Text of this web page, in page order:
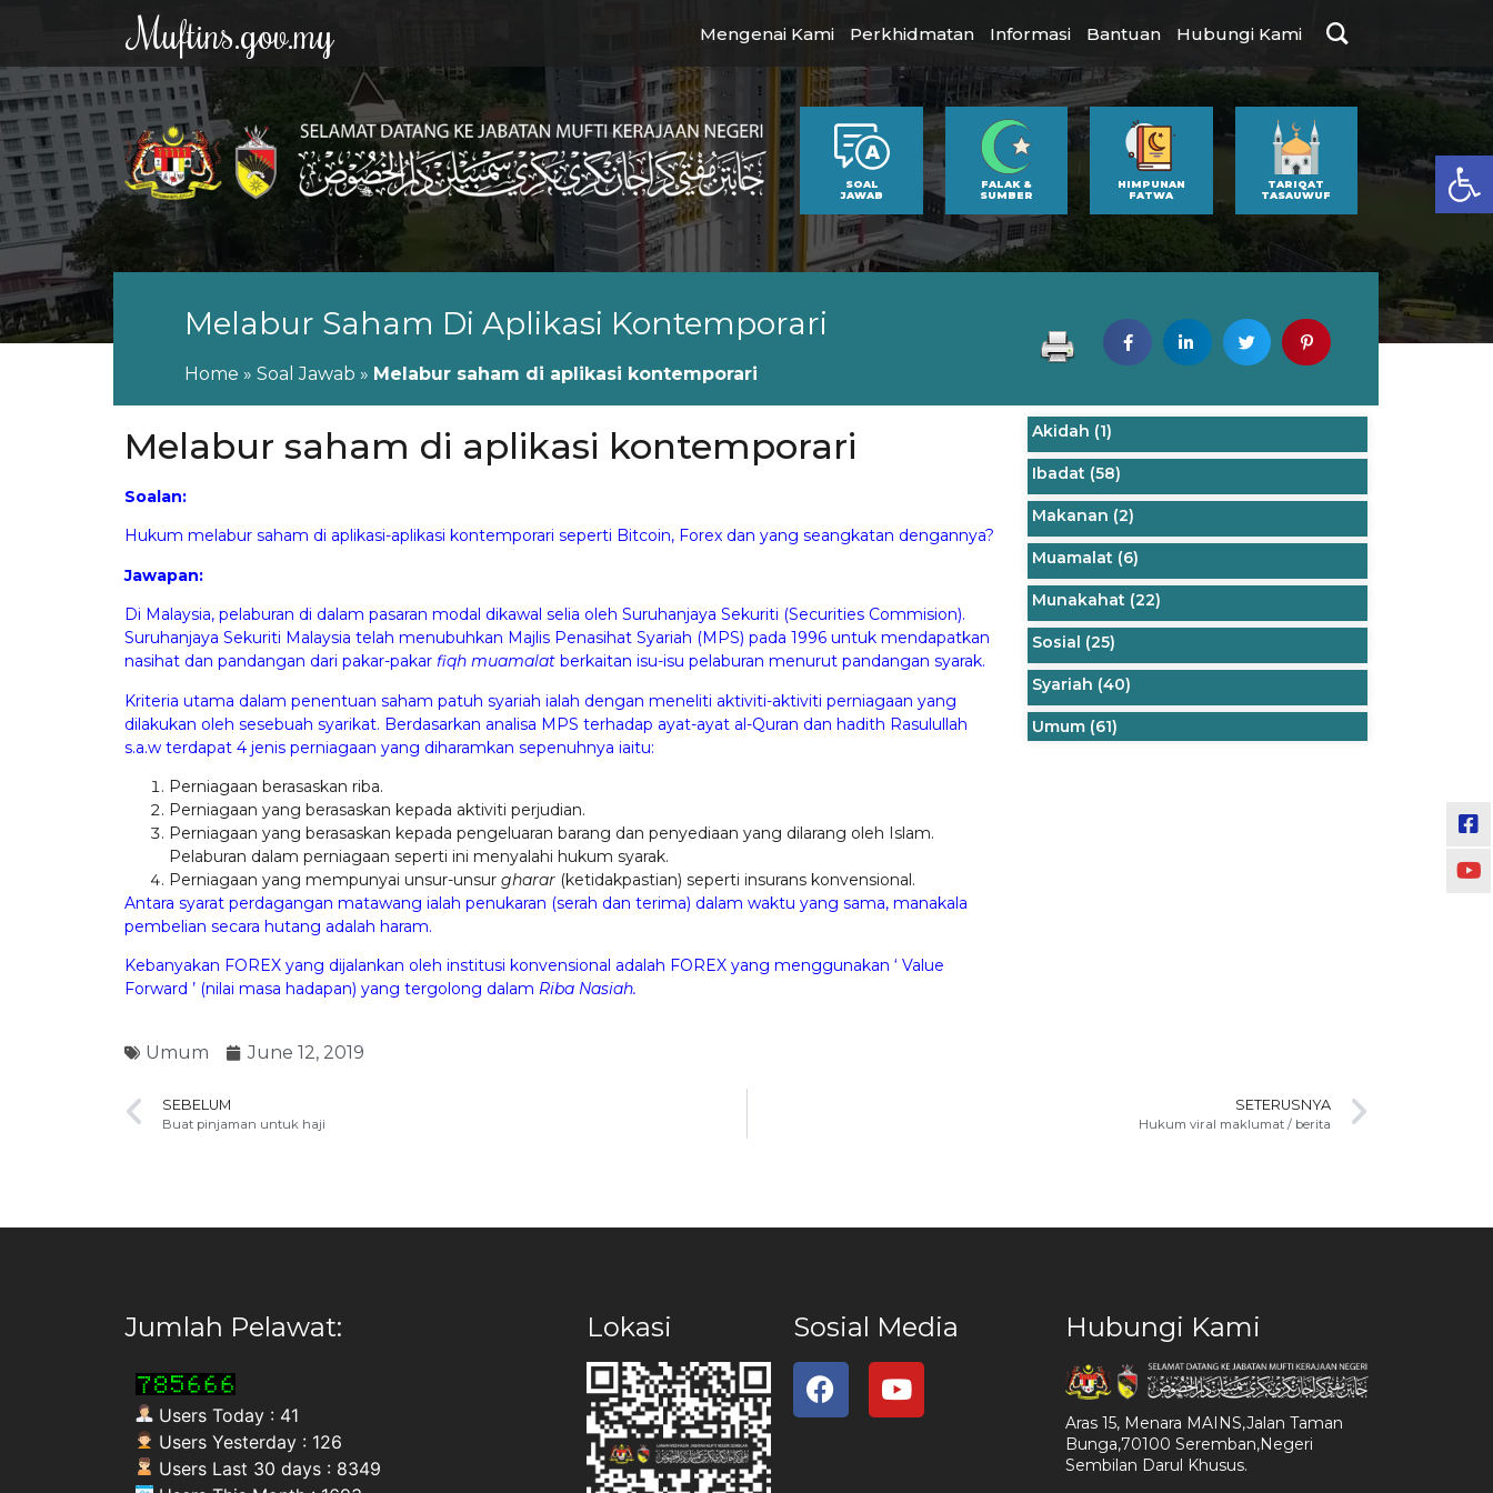
Muftins.gov.my Mengenai Kami Perkhidmatan Informasi Bantuan Hubungi Kami
SOAL
JAWAB
FALAK &
SUMBER
HIMPUNAN
FATWA
TARIQAT
TASAUWUF
Melabur Saham Di Aplikasi Kontemporari
Home » Soal Jawab » Melabur saham di aplikasi kontemporari
Melabur saham di aplikasi kontemporari
Soalan:
Hukum melabur saham di aplikasi-aplikasi kontemporari seperti Bitcoin, Forex dan yang seangkatan dengannya?
Jawapan:
Di Malaysia, pelaburan di dalam pasaran modal dikawal selia oleh Suruhanjaya Sekuriti (Securities Commision).
Suruhanjaya Sekuriti Malaysia telah menubuhkan Majlis Penasihat Syariah (MPS) pada 1996 untuk mendapatkan
nasihat dan pandangan dari pakar-pakar fiqh muamalat berkaitan isu-isu pelaburan menurut pandangan syarak.
Kriteria utama dalam penentuan saham patuh syariah ialah dengan meneliti aktiviti-aktiviti perniagaan yang
dilakukan oleh sesebuah syarikat. Berdasarkan analisa MPS terhadap ayat-ayat al-Quran dan hadith Rasulullah
s.a.w terdapat 4 jenis perniagaan yang diharamkan sepenuhnya iaitu:
Perniagaan berasaskan riba.
Perniagaan yang berasaskan kepada aktiviti perjudian.
Perniagaan yang berasaskan kepada pengeluaran barang dan penyediaan yang dilarang oleh Islam.
Pelaburan dalam perniagaan seperti ini menyalahi hukum syarak.
Perniagaan yang mempunyai unsur-unsur gharar (ketidakpastian) seperti insurans konvensional.
Antara syarat perdagangan matawang ialah penukaran (serah dan terima) dalam waktu yang sama, manakala
pembelian secara hutang adalah haram.
Kebanyakan FOREX yang dijalankan oleh institusi konvensional adalah FOREX yang menggunakan ‘ Value
Forward ’ (nilai masa hadapan) yang tergolong dalam Riba Nasiah.
Umum June 12, 2019
Akidah (1)
Ibadat (58)
Makanan (2)
Muamalat (6)
Munakahat (22)
Sosial (25)
Syariah (40)
Umum (61)
SEBELUM
Buat pinjaman untuk haji
SETERUSNYA
Hukum viral maklumat / berita
Jumlah Pelawat:
Users Today : 41
Users Yesterday : 126
Users Last 30 days : 8349
Lokasi Sosial Media Hubungi Kami
Aras 15, Menara MAINS,Jalan Taman
Bunga,70100 Seremban,Negeri
Sembilan Darul Khusus.